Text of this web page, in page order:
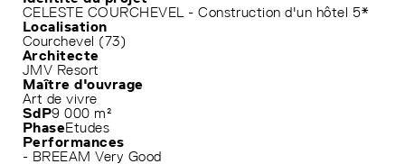
CELESTE COURCHEVEL - Construction d'un hôtel 5*
Localisation
Courchevel (73)
Architecte
JMV Resort
Maître d'ouvrage
Art de vivre
SdP9 000 m²
PhaseEtudes
Performances
- BREEAM Very Good